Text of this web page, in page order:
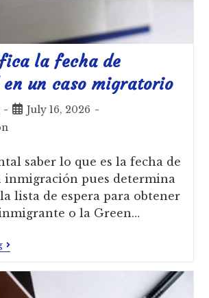
la fecha de
un caso migratorio
July 16, 2026
saber lo que es la fecha de
inmigración pues determina
lista de espera para obtener
o la Green…